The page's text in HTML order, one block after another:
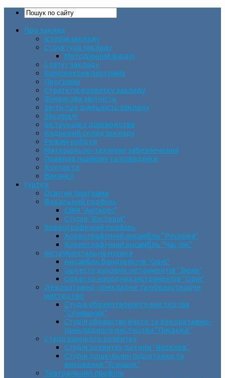
Про заклад
Історія закладу
Структура закладу
Методичний відділ
Статут закладу
Комплексна програма
Програми
Стратегія розвитку закладу
Фінансова звітність
Звіти про діяльність закладу
Закупівлі
Інструкція з діловодства
Кадровий склад закладу
Режим роботи
Матеріально-технічне забезпечення
Правила прийому та поведінки
Контакти
Вакансії
Гуртки
Освітня програма
Вокальний профіль
СВМ “Антарес”
Студія “Вікторія”
Хореографічний профіль
Хореографічний ансамбль “Росинка”
Хореографічний ансамбль “Час пік”
Інструментальна музика
Ансамбль бандуристів “Орія”
Оркестр духових інструментів “Зміна”
Оркестр народних інструментів “Орія”
Декоративно-прикладне та образотворче
мистецтво
Cтудія образотворчого мистецтва
“Соняшник”
Студія образотворчого та декоративно-
прикладного мистецтва “Писанка”
Студії раннього розвитку
Студія розвитку дитини “Веселка”
Студія дошкільної підготовки та
виховання “Горішок”
Театральний профіль